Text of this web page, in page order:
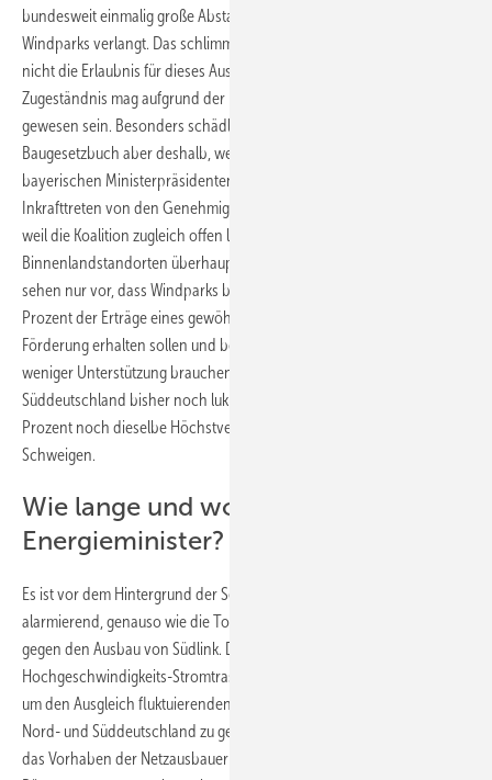
bundesweit einmalig große Abstandsweiten zwischen Siedlungen und
Windparks verlangt. Das schlimmste hieran ist auch hier womöglich
nicht die Erlaubnis für dieses Ausscheren in den Eckpunkten. Das
Zugeständnis mag aufgrund der Koalitonsarithmetik notwendign
gewesen sein. Besonders schädlich wirkt die Neuregelung im
Baugesetzbuch aber deshalb, weil sie durch Anweisungen des
bayerischen Ministerpräsidenten Seehofer schon vor dem
Inkrafttreten von den Genehmigungsbehörden angewandt wird. Und
weil die Koalition zugleich offen lässt, ob sie Windenergie an
Binnenlandstandorten überhaupt weiter fördern will. Die Eckpunkte
sehen nur vor, dass Windparks bei einem Referenzertrag von 77,5
Prozent der Erträge eines gewöhnlich guten Standorts die maximale
Förderung erhalten sollen und bei besseren Windverhältnissen
weniger Unterstützung brauchen. Auf die Frage, ob die in
Süddeutschland bisher noch lukrativen Windparks mit nur 60 bis 70
Prozent noch dieselbe Höchstvergütung bekommen sollen, herrscht
Schweigen.
Wie lange und worüber schweigt der
Energieminister?
Es ist vor dem Hintergrund der Seehoferschen Rolle Rückwärts
alarmierend, genauso wie die Tolerierung der bayerischen Attacken
gegen den Ausbau von Südlink. Diese geplante
Hochgeschwindigkeits-Stromtrasse ist für die Energiewende zentral,
um den Ausgleich fluktuierenden Wind- und Solarstroms zwischen
Nord- und Süddeutschland zu gewährleisten. Die bayerische CSU will
das Vorhaben der Netzausbauer boykottieren, um angeblich